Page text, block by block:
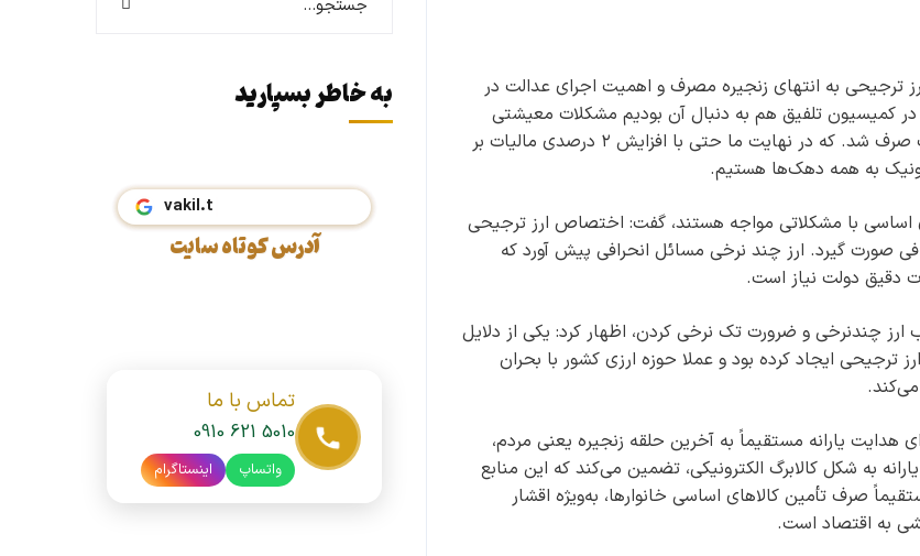
ترجیحی به انتهای زنجیره مصرف و اهمیت اجرای عدالت در
در کمیسیون تلفیق هم به دنبال آن بودیم مشکلات معیشتی
مردم و افزایش حقوق ها بود که ساعات زیادی به این مباحث صرف شد. که در نهایت ما حتی با افزایش ۲ درصدی مالیات بر
به همه دهک‌ها هستیم.
اساسی با مشکلاتی مواجه هستند، گفت: اختصاص ارز ترجیحی
صورت گیرد. ارز چند نرخی مسائل انحرافی پیش آورد که
دقیق دولت نیاز است.
چندنرخی و ضرورت تک نرخی کردن، اظهار کرد: یکی از دلایل
ایجاد کرده بود و عملا حوزه ارزی کشور با بحران
هدایت یارانه مستقیماً به آخرین حلقه زنجیره یعنی مردم،
به شکل کالابرگ الکترونیکی، تضمین می‌کند که این منابع
صرف تأمین کالاهای اساسی خانوارها، به‌ویژه اقشار
به اقتصاد است.
به خاطر بسپارید
آدرس کوتاه سایت
تماس با ما
0910 621 5010
واتساپ اینستاگرام